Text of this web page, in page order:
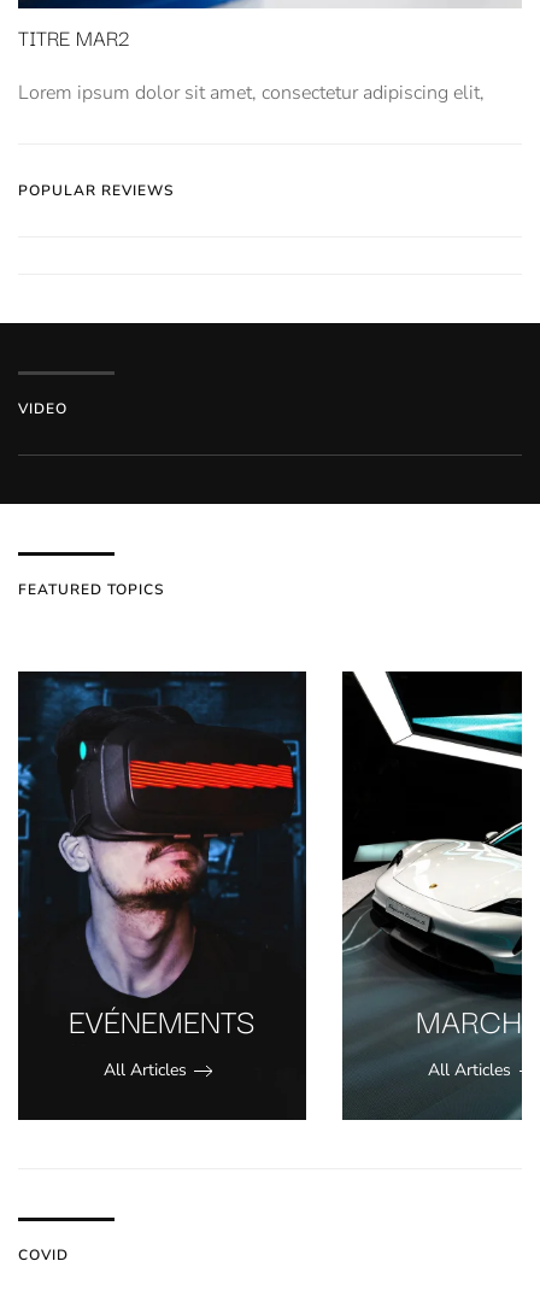
TITRE MAR2
Lorem ipsum dolor sit amet, consectetur adipiscing elit,
POPULAR REVIEWS
VIDEO
FEATURED TOPICS
EVÉNEMENTS
All Articles All Articles
COVID